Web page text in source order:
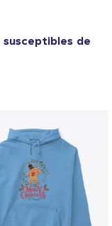
susceptibles de